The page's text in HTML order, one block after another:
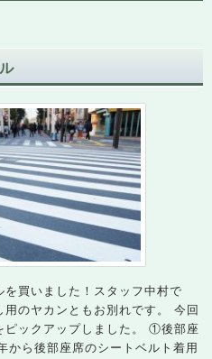
買いました！スタッフ中村で
のヤカンともお別れです。 今回
ピックアップしました。 ①後部座
から後部座席のシートベルト着用